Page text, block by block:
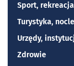
Sport, rekreacja
Turystyka,
Urzędy,
Zdrowie